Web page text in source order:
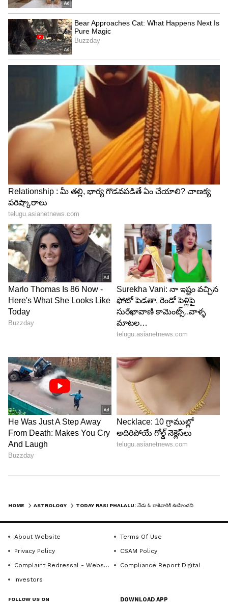
కర్కాటక రాశి ఫలాలు
సోదరుల నుంచి శుభవార్తలు అందుకుంటారు. ఆకస్మిక
ధనప్రాప్తి కలుగుతుంది. సంఘంలో గౌరవ మర్యాదలు
పెరుగుతాయి. ప్రయాణాలలో కొత్త పరిచయాలు భవిష్యత్తుకు
ఉపయోగపడతాయి. నూతన వ్యాపారాలు ప్రారంభిస్తారు.
ఉద్యోగాలలో అనుకూల వాతావరణం ఉంటుంది.
6
13
సింహ రాశి ఫలాలు
బంధుమిత్రులతో సేవా కార్యక్రమాలు చేపడతారు. స్థిరాస్తి
వివాదాలు పెద్దల సహాయంతో రాజీ చేసుకుంటారు.
ముఖ్యమైన వ్యవహారాలు శ్రమతో పూర్తి చేస్తారు. వృత్తి,
వ్యాపారాలలో ఆలోచనలు నిలకడగా ఉండవు. ఉద్యోగాలలో
విలువైన పత్రాల విషయంలో అప్రమత్తంగా వ్యవహరించాలి.
7
Image Credit :Asianet News
HOME ASTROLOGY
About Website
Terms Of Use
Privacy Policy
CSAM Policy
Complaint Redressal - Website
Compliance Report Digital
Investors
FOLLOW US ON DOWNLOAD APP